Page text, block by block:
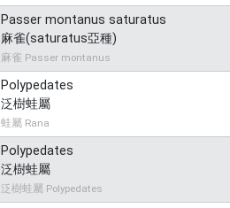
Passer montanus saturatus
麻雀(saturatus亞種)
麻雀 Passer montanus
Polypedates
泛樹蛙屬
蛙屬 Rana
Polypedates
泛樹蛙屬
泛樹蛙屬 Polypedates